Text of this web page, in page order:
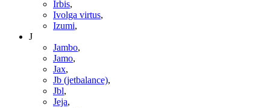
Irbis,
Ivolga virtus,
Izumi,
J
Jambo,
Jamo,
Jax,
Jb (jetbalance),
Jbl,
Jeja,